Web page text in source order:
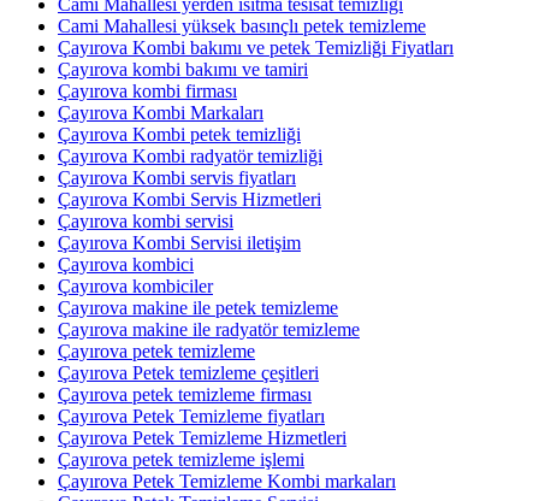
Cami Mahallesi yüksek basınçlı petek temizleme
Çayırova Kombi bakımı ve petek Temizliği Fiyatları
Çayırova kombi bakımı ve tamiri
Çayırova kombi firması
Çayırova Kombi Markaları
Çayırova Kombi petek temizliği
Çayırova Kombi radyatör temizliği
Çayırova Kombi servis fiyatları
Çayırova Kombi Servis Hizmetleri
Çayırova kombi servisi
Çayırova Kombi Servisi iletişim
Çayırova kombici
Çayırova kombiciler
Çayırova makine ile petek temizleme
Çayırova makine ile radyatör temizleme
Çayırova petek temizleme
Çayırova Petek temizleme çeşitleri
Çayırova petek temizleme firması
Çayırova Petek Temizleme fiyatları
Çayırova Petek Temizleme Hizmetleri
Çayırova petek temizleme işlemi
Çayırova Petek Temizleme Kombi markaları